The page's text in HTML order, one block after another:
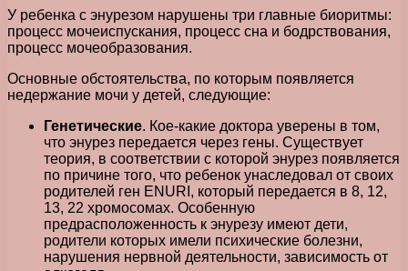
У ребенка с энурезом нарушены три главные биоритмы:
процесс мочеиспускания, процесс сна и бодрствования,
процесс мочеобразования.
Основные обстоятельства, по которым появляется
недержание мочи у детей, следующие:
Генетические. Кое-какие доктора уверены в том,
что энурез передается через гены. Существует
теория, в соответствии с которой энурез появляется
по причине того, что ребенок унаследовал от своих
родителей ген ENURI, который передается в 8, 12,
13, 22 хромосомах. Особенную
предрасположенность к энурезу имеют дети,
родители которых имели психические болезни,
нарушения нервной деятельности, зависимость от